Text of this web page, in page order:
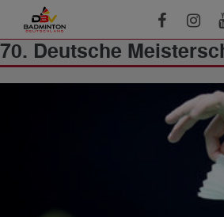
70. Deutsche